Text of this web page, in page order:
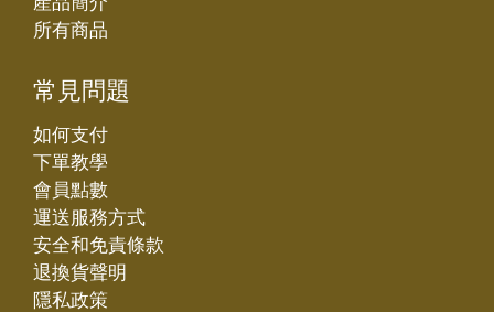
所有商品
常見問題
如何支付
下單教學
會員點數
運送服務方式
安全和免責條款
退換貨聲明
隱私政策